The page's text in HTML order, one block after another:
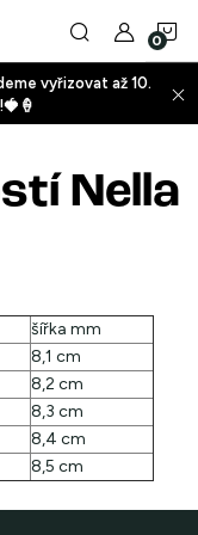
+
+
+
vyřizovat až 10.
Nella
šířka mm
8,1 cm
8,2 cm
8,3 cm
8,4 cm
8,5 cm